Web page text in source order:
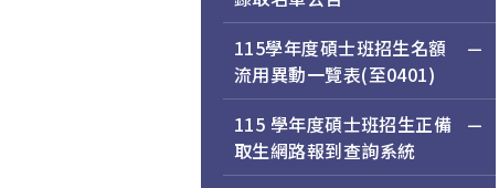
115學年度碩士班招生名額
流用異動一覽表(至0401)
115 學年度碩士班招生正備
取生網路報到查詢系統